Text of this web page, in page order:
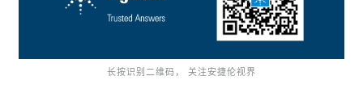
长按识别二维码， 关注安捷伦视界